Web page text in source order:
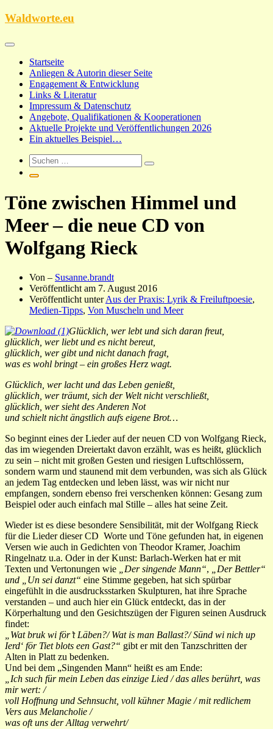
Zum
Waldworte.eu
Startseite
Anliegen & Autorin dieser Seite
Engagement & Entwicklung
Links & Literatur
Impressum & Datenschutz
Angebote, Qualifikationen & Kooperationen
Aktuelle Projekte und Veröffentlichungen 2026
Ein aktuelles Beispiel…
Töne zwischen Himmel und
Meer – die neue CD von
Wolfgang Rieck
Von – Susanne.brandt
Veröffentlicht am 7. August 2016
Veröffentlicht unterAus der Praxis: Lyrik & Freiluftpoesie,
Medien-Tipps, Von Muscheln und Meer
Glücklich, wer lebt und sich daran freut,
glücklich, wer liebt und es nicht bereut,
glücklich, wer gibt und nicht danach fragt,
was es wohl bringt – ein großes Herz wagt.
Glücklich, wer lacht und das Leben genießt,
glücklich, wer träumt, sich der Welt nicht verschließt,
glücklich, wer sieht des Anderen Not
und schielt nicht ängstlich aufs eigene Brot…
So beginnt eines der Lieder auf der neuen CD von Wolfgang Rieck,
das im wiegenden Dreiertakt davon erzählt, was es heißt, glücklich
zu sein – nicht mit großen Gesten und riesigen Luftschlössern,
sondern warm und staunend mit dem verbunden, was sich als Glück
an jedem Tag entdecken und leben lässt, was wir nicht nur
empfangen, sondern ebenso frei verschenken können: Gesang zum
Beispiel oder auch einfach mal Stille – alles hat seine Zeit.
Wieder ist es diese besondere Sensibilität, mit der Wolfgang Rieck
für die Lieder dieser CD Worte und Töne gefunden hat, in eigenen
Versen wie auch in Gedichten von Theodor Kramer, Joachim
Ringelnatz u.a. Oder in der Kunst: Barlach-Werken hat er mit
Texten und Vertonungen wie
„Der singende Mann“, „Der Bettler“
und „Un sei danzt“ eine Stimme gegeben, hat sich spürbar
eingefühlt in die ausdrucksstarken Skulpturen, hat ihre Sprache
verstanden – und auch hier ein Glück entdeckt, das in der
Körperhaltung und den Gesichtszügen der Figuren seinen Ausdruck
findet:
„Wat bruk wi för’t Läben?/ Wat is man Ballast?/ Sünd wi nich up
Ierd‘ för Tiet blots een Gast?“ gibt er mit den Tanzschritten der
Alten in Platt zu bedenken.
Und bei dem „Singenden Mann“ heißt es am Ende:
„Ich such für mein Leben das einzige Lied / das alles berührt, was
mir wert: /
voll Hoffnung und Sehnsucht, voll kühner Magie / mit redlichem
Vers aus Melancholie /
was oft uns der Alltag verwehrt/